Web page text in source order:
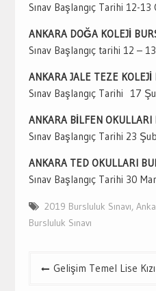
Sınav Başlangıç Tarihi 12-
ANKARA DOĞA KOLEJİ
Sınav Başlangıç tarihi 12 –
ANKARA JALE TEZE
Sınav Başlangıç Tarihi 17
ANKARA BİLFEN OKULLARI
Sınav Başlangıç Tarihi 23
ANKARA TED OKULLARI
Sınav Başlangıç Tarihi 30
2019 Bursluluk Sınavı,
Bursluluk Sınavı
Gelişim Temel Lise